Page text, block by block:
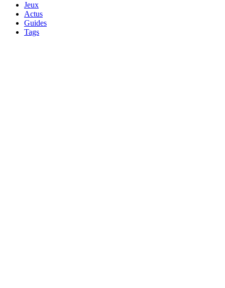
Jeux
Actus
Guides
Tags